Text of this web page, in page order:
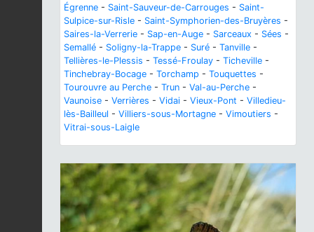
Égrenne - Saint-Sauveur-de-Carrouges - Saint-
Sulpice-sur-Risle - Saint-Symphorien-des-Bruyères -
Saires-la-Verrerie - Sap-en-Auge - Sarceaux - Sées -
Semallé - Soligny-la-Trappe - Suré - Tanville -
Tellières-le-Plessis - Tessé-Froulay - Ticheville -
Tinchebray-Bocage - Torchamp - Touquettes -
Tourouvre au Perche - Trun - Val-au-Perche -
Vaunoise - Verrières - Vidai - Vieux-Pont - Villedieu-
lès-Bailleul - Villiers-sous-Mortagne - Vimoutiers -
Vitrai-sous-Laigle